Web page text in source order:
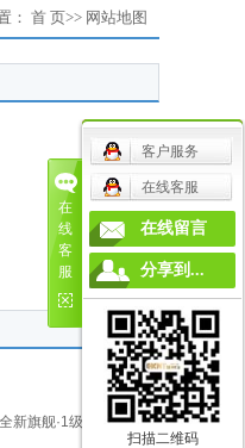
： 首 页>> 网站地图
新旗舰·1级能效
在
线
客
服
客户服务
在线客服
在线留言
分享到...
扫描二维码